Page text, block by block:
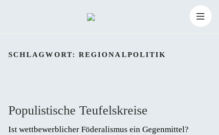
Inhalt
nach:
SCHLAGWORT: REGIONALPOLITIK
Populistische Teufelskreise
Ist wettbewerblicher Föderalismus ein Gegenmittel?